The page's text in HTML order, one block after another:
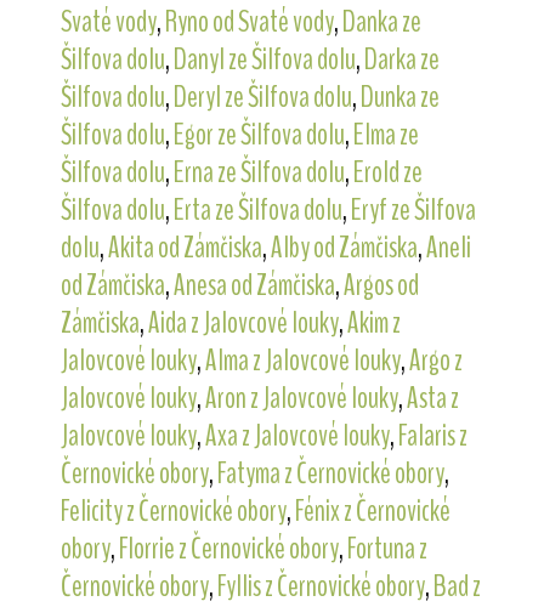
Svaté vody,Ryno od Svaté vody,Danka ze
Šilfova dolu,Danyl ze Šilfova dolu,Darka ze
Šilfova dolu,Deryl ze Šilfova dolu,Dunka ze
Šilfova dolu,Egor ze Šilfova dolu,Elma ze
Šilfova dolu,Erna ze Šilfova dolu,Erold ze
Šilfova dolu,Erta ze Šilfova dolu,Eryf ze Šilfova
dolu,Akita od Zámčiska,Alby od Zámčiska,Aneli
od Zámčiska,Anesa od Zámčiska,Argos od
Zámčiska,Aida z Jalovcové louky,Akim z
Jalovcové louky,Alma z Jalovcové louky,Argo z
Jalovcové louky,Aron z Jalovcové louky,Asta z
Jalovcové louky,Axa z Jalovcové louky,Falaris z
Černovické obory,Fatyma z Černovické obory,
Felicity z Černovické obory,Fénix z Černovické
obory,Florrie z Černovické obory,Fortuna z
Černovické obory,Fyllis z Černovické obory,Bad z